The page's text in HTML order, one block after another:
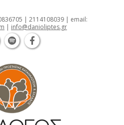
| 2114108039 | email:
| info@danioliptes.gr